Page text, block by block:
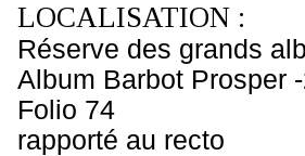
LOCALISATION :
Réserve des grands
Album Barbot Prosper
Folio 74
rapporté au recto